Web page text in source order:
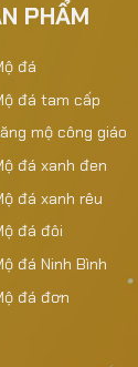
PHẨM
đá
đá tam cấp
mộ công giáo
đá xanh đen
đá xanh rêu
đá đôi
đá Ninh Bình
đá đơn